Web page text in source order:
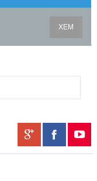
XEM